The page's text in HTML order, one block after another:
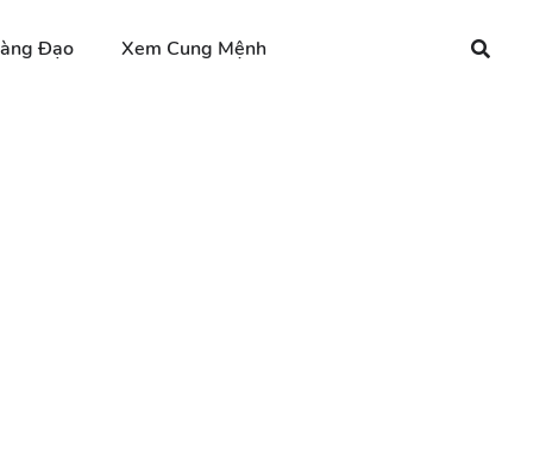
Đạo Xem Cung Mệnh